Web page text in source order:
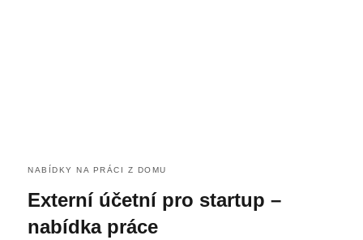
NABÍDKY NA PRÁCI Z DOMU
Externí účetní pro startup –
nabídka práce